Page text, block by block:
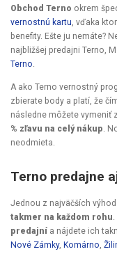
Obchod Terno okrem
vernostnú kartu, vďaka
benefity. Ešte ju nemáte?
najbližšej predajni Terno,
Terno.
A ako Terno vernostný
zbierate body a platí, že
následne môžete vymeniť
% zľavu na celý nákup.
neodmieta.
Terno predajne
Jednou z najväčších
takmer na každom rohu
predajní a nájdete ich
Nové Zámky, Komárno